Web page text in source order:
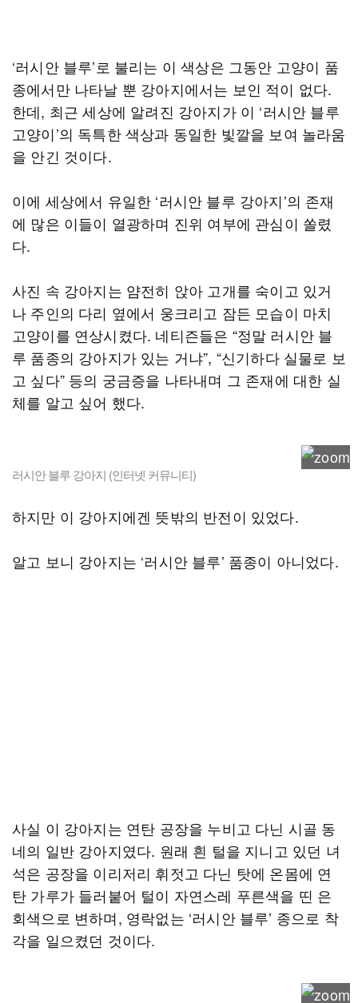
‘러시안 블루’로 불리는 이 색상은 그동안 고양이 품
종에서만 나타날 뿐 강아지에서는 보인 적이 없다.
한데, 최근 세상에 알려진 강아지가 이 ‘러시안 블루
고양이’의 독특한 색상과 동일한 빛깔을 보여 놀라움
을 안긴 것이다.
이에 세상에서 유일한 ‘러시안 블루 강아지’의 존재
에 많은 이들이 열광하며 진위 여부에 관심이 쏠렸
다.
사진 속 강아지는 얌전히 앉아 고개를 숙이고 있거
나 주인의 다리 옆에서 웅크리고 잠든 모습이 마치
고양이를 연상시켰다. 네티즌들은 “정말 러시안 블
루 품종의 강아지가 있는 거냐”, “신기하다 실물로 보
고 싶다” 등의 궁금증을 나타내며 그 존재에 대한 실
체를 알고 싶어 했다.
러시안 블루 강아지 (인터넷 커뮤니티)
하지만 이 강아지에겐 뜻밖의 반전이 있었다.
알고 보니 강아지는 ‘러시안 블루’ 품종이 아니었다.
사실 이 강아지는 연탄 공장을 누비고 다닌 시골 동
네의 일반 강아지였다. 원래 흰 털을 지니고 있던 녀
석은 공장을 이리저리 휘젓고 다닌 탓에 온몸에 연
탄 가루가 들러붙어 털이 자연스레 푸른색을 띤 은
회색으로 변하며, 영락없는 ‘러시안 블루’ 종으로 착
각을 일으켰던 것이다.